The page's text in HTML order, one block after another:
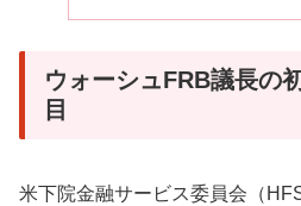
ウォーシュFRB議長の
目
米下院金融サービス委員会（